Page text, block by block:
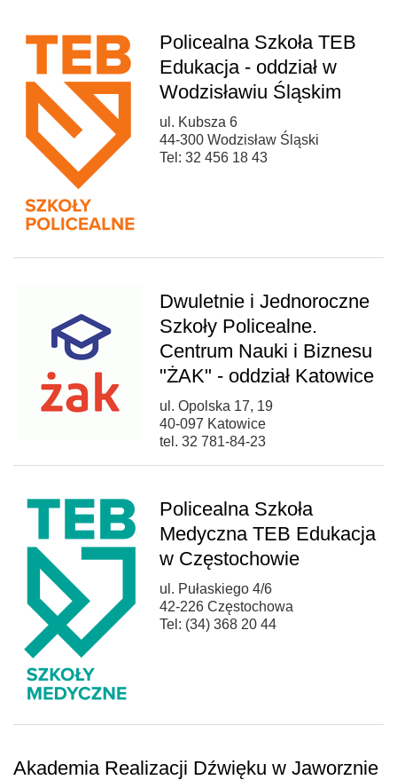
Policealna Szkoła TEB
Edukacja - oddział w
Wodzisławiu Śląskim
ul. Kubsza 6
44-300 Wodzisław Śląski
Tel: 32 456 18 43
Dwuletnie i Jednoroczne
Szkoły Policealne.
Centrum Nauki i Biznesu
"ŻAK" - oddział Katowice
ul. Opolska 17, 19
40-097 Katowice
tel. 32 781-84-23
Policealna Szkoła
Medyczna TEB Edukacja
w Częstochowie
ul. Pułaskiego 4/6
42-226 Częstochowa
Tel: (34) 368 20 44
Akademia Realizacji Dźwięku w Jaworznie